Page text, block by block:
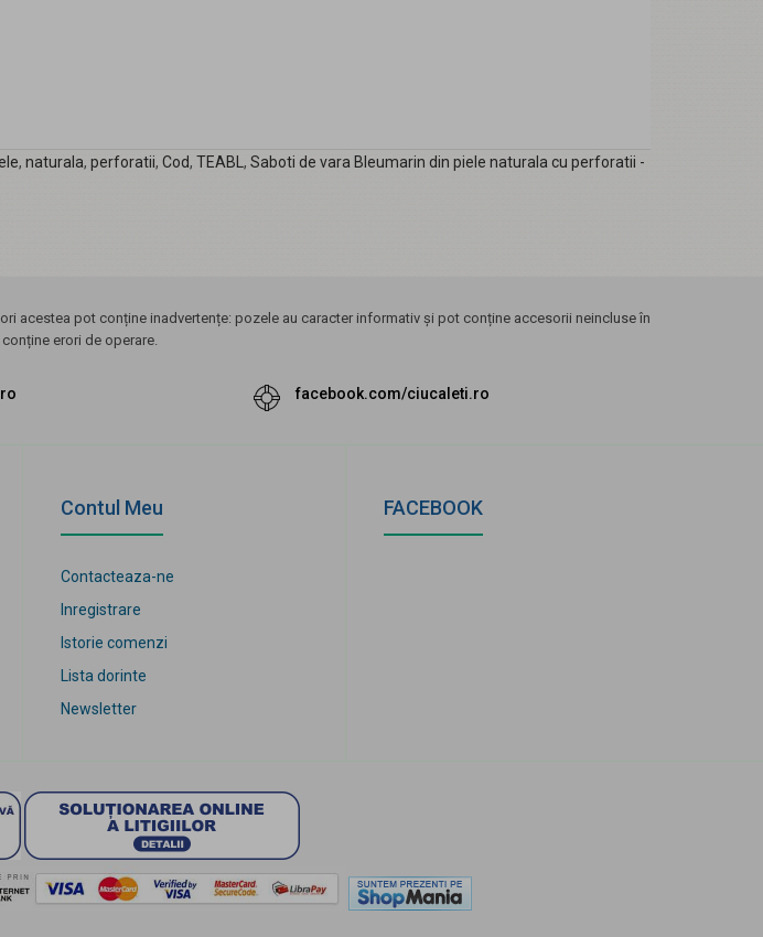
, naturala, perforatii, Cod, TEABL , Saboti de vara Bleumarin din piele naturala cu perforatii -
acestea pot conține inadvertențe: pozele au caracter informativ și pot conține accesorii neincluse în
erori de operare.
facebook.com/ciucaleti.ro
Contul Meu
Contacteaza-ne
Inregistrare
Istorie comenzi
Lista dorinte
Newsletter
FACEBOOK